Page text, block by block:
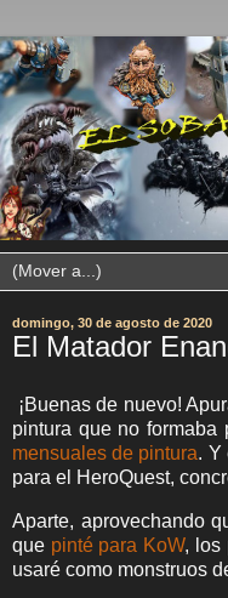
domingo, 30 de agosto de 2020
El Matador
¡Buenas de nuevo!
pintura que no formaba
mensuales de pintura. Y
para el HeroQuest,
Aparte, aprovechando
que pinté para KoW, los
usaré como monstruos